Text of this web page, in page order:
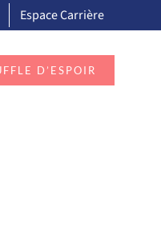
Espace Carrière
D’ESPOIR